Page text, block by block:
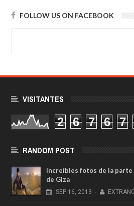
FOLLOW US ON FACEBOOK
VISITANTES
2 6 7 6 7
RANDOM POST
Increíbles fotos de la
de Giza
SEP 16, 2013 -